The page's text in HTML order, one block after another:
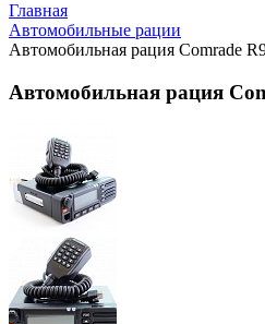
Главная
Автомобильные рации
Автомобильная рация Comrade
Автомобильная рация